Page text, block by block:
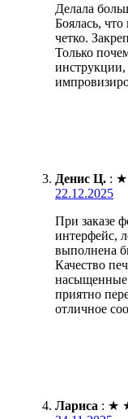
Делала
Боялась, что
четко.
Только
Денис Ц. : ★
22.12.2025
При заказе
интерфейс,
выполнена
Качество
приятно
отличное
Лариса : ★